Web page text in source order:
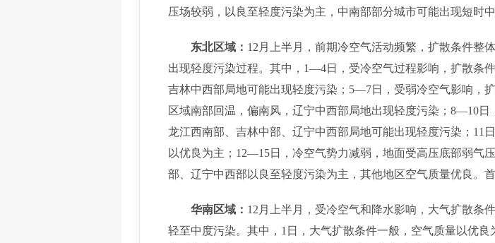
压场较弱，以良至轻度污染为主，中南部部分城市可能出现短时
东北区域： 12月上半月，前期冷空气活动频繁，扩散条件整
出现轻度污染过程。其中，1—4日，受冷空气过程影响，扩散条
吉林中西部局地可能出现轻度污染；5—7日，受弱冷空气影响，
区域南部回温，偏南风，辽宁中西部局地出现轻度污染；8—10
龙江西南部、吉林中部、辽宁中西部局地可能出现轻度污染；11
以优良为主；12—15日，冷空气势力减弱，地面受高压底部弱气
部、辽宁中西部以良至轻度污染为主，其他地区空气质量优良。
华南区域： 12月上半月，受冷空气和降水影响，大气扩散条
轻至中度污染。其中，1日，大气扩散条件一般，空气质量以优